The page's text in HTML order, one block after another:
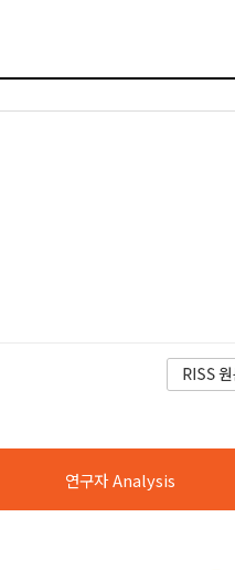
연구자 Analysis
신자현